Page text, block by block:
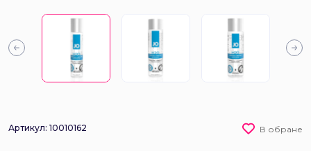
Артикул: 10010162 В обране